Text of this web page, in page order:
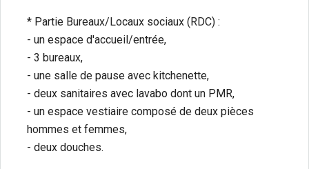
* Partie Bureaux/Locaux sociaux (RDC) :
- un espace d'accueil/entrée,
- 3 bureaux,
- une salle de pause avec kitchenette,
- deux sanitaires avec lavabo dont un PMR,
- un espace vestiaire composé de deux pièces
hommes et femmes,
- deux douches.